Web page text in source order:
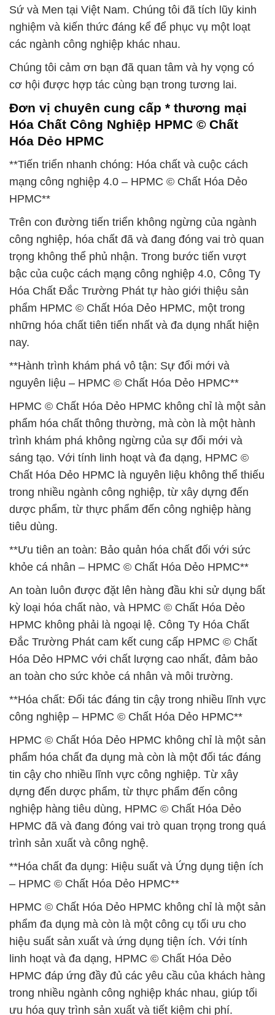
Sứ và Men tại Việt Nam. Chúng tôi đã tích lũy kinh
nghiệm và kiến thức đáng kể để phục vụ một loạt
các ngành công nghiệp khác nhau.
Chúng tôi cảm ơn bạn đã quan tâm và hy vọng có
cơ hội được hợp tác cùng bạn trong tương lai.
Đơn vị chuyên cung cấp * thương mại
Hóa Chất Công Nghiệp HPMC © Chất
Hóa Dẻo HPMC
**Tiến triển nhanh chóng: Hóa chất và cuộc cách
mạng công nghiệp 4.0 – HPMC © Chất Hóa Dẻo
HPMC**
Trên con đường tiến triển không ngừng của ngành
công nghiệp, hóa chất đã và đang đóng vai trò quan
trọng không thể phủ nhận. Trong bước tiến vượt
bậc của cuộc cách mạng công nghiệp 4.0, Công Ty
Hóa Chất Đắc Trường Phát tự hào giới thiệu sản
phẩm HPMC © Chất Hóa Dẻo HPMC, một trong
những hóa chất tiên tiến nhất và đa dụng nhất hiện
nay.
**Hành trình khám phá vô tận: Sự đổi mới và
nguyên liệu – HPMC © Chất Hóa Dẻo HPMC**
HPMC © Chất Hóa Dẻo HPMC không chỉ là một sản
phẩm hóa chất thông thường, mà còn là một hành
trình khám phá không ngừng của sự đổi mới và
sáng tạo. Với tính linh hoạt và đa dạng, HPMC ©
Chất Hóa Dẻo HPMC là nguyên liệu không thể thiếu
trong nhiều ngành công nghiệp, từ xây dựng đến
dược phẩm, từ thực phẩm đến công nghiệp hàng
tiêu dùng.
**Ưu tiên an toàn: Bảo quản hóa chất đối với sức
khỏe cá nhân – HPMC © Chất Hóa Dẻo HPMC**
An toàn luôn được đặt lên hàng đầu khi sử dụng bất
kỳ loại hóa chất nào, và HPMC © Chất Hóa Dẻo
HPMC không phải là ngoại lệ. Công Ty Hóa Chất
Đắc Trường Phát cam kết cung cấp HPMC © Chất
Hóa Dẻo HPMC với chất lượng cao nhất, đảm bảo
an toàn cho sức khỏe cá nhân và môi trường.
**Hóa chất: Đối tác đáng tin cậy trong nhiều lĩnh vực
công nghiệp – HPMC © Chất Hóa Dẻo HPMC**
HPMC © Chất Hóa Dẻo HPMC không chỉ là một sản
phẩm hóa chất đa dụng mà còn là một đối tác đáng
tin cậy cho nhiều lĩnh vực công nghiệp. Từ xây
dựng đến dược phẩm, từ thực phẩm đến công
nghiệp hàng tiêu dùng, HPMC © Chất Hóa Dẻo
HPMC đã và đang đóng vai trò quan trọng trong quá
trình sản xuất và công nghệ.
**Hóa chất đa dụng: Hiệu suất và Ứng dụng tiện ích
– HPMC © Chất Hóa Dẻo HPMC**
HPMC © Chất Hóa Dẻo HPMC không chỉ là một sản
phẩm đa dụng mà còn là một công cụ tối ưu cho
hiệu suất sản xuất và ứng dụng tiện ích. Với tính
linh hoạt và đa dạng, HPMC © Chất Hóa Dẻo
HPMC đáp ứng đầy đủ các yêu cầu của khách hàng
trong nhiều ngành công nghiệp khác nhau, giúp tối
ưu hóa quy trình sản xuất và tiết kiệm chi phí.